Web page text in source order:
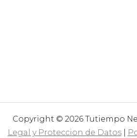
Copyright © 2026 Tutiempo
Legal y Proteccion de Datos|